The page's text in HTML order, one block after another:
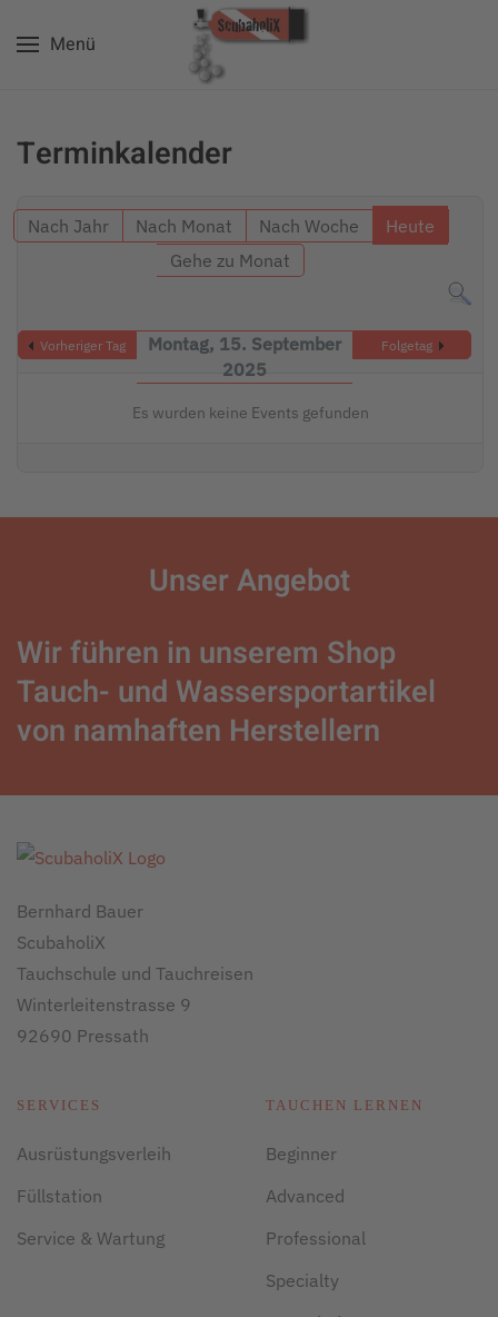
Zum Hauptinhalt springen
Menü
Terminkalender
Nach Jahr Nach Monat Nach Woche
Heute
Gehe zu Monat
Vorheriger Tag
Montag, 15. September
2025
Folgetag
Es wurden keine Events gefunden
Unser Angebot
Wir führen in unserem Shop
Tauch- und Wassersportartikel
von namhaften Herstellern
Bernhard Bauer
ScubaholiX
Tauchschule und Tauchreisen
Winterleitenstrasse 9
92690 Pressath
SERVICES
Ausrüstungsverleih
Füllstation
Service & Wartung
TAUCHEN LERNEN
Beginner
Advanced
Professional
Specialty